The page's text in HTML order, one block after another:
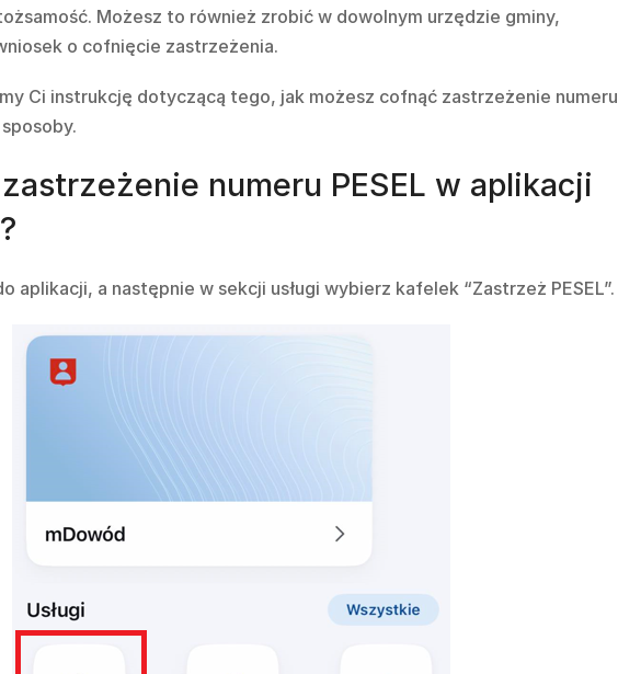
Możesz to również zrobić w dowolnym urzędzie gminy,
o cofnięcie zastrzeżenia.
Ci instrukcję dotyczącą tego, jak możesz cofnąć zastrzeżenie numeru
numeru PESEL w aplikacji
aplikacji, a następnie w sekcji usługi wybierz kafelek “Zastrzeż PESEL”.